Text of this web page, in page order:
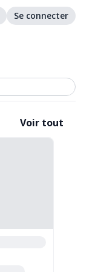
Se connecter
Voir tout